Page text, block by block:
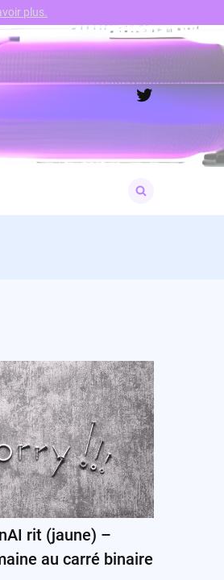
Twitter
for:
rit (jaune) –
au carré binaire
plus.